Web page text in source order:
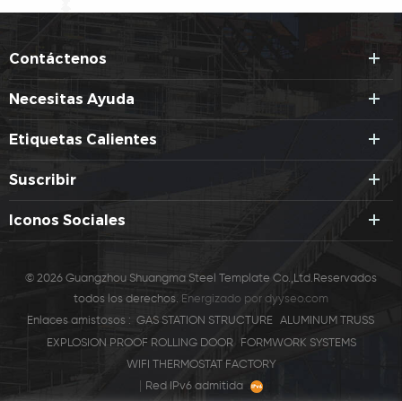
Contáctenos
Necesitas Ayuda
Etiquetas Calientes
Suscribir
Iconos Sociales
© 2026 Guangzhou Shuangma Steel Template Co.,Ltd.Reservados
todos los derechos. Energizado por dyyseo.com
Enlaces amistosos : GAS STATION STRUCTURE
ALUMINUM TRUSS
EXPLOSION PROOF ROLLING DOOR
FORMWORK SYSTEMS
WIFI THERMOSTAT FACTORY
Red IPv6 admitida